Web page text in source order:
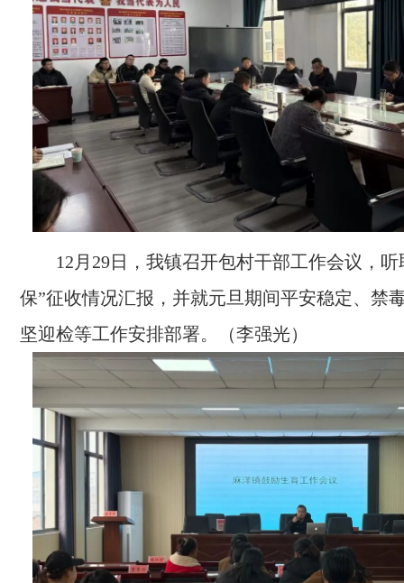
12月29日，我镇召开包村干部工作会议，听
保”征收情况汇报，并就元旦期间平安稳定、禁
坚迎检等工作安排部署。（李强光）